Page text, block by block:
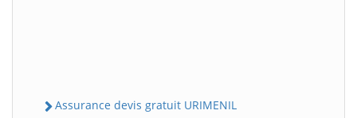
Assurance devis gratuit URIMENIL